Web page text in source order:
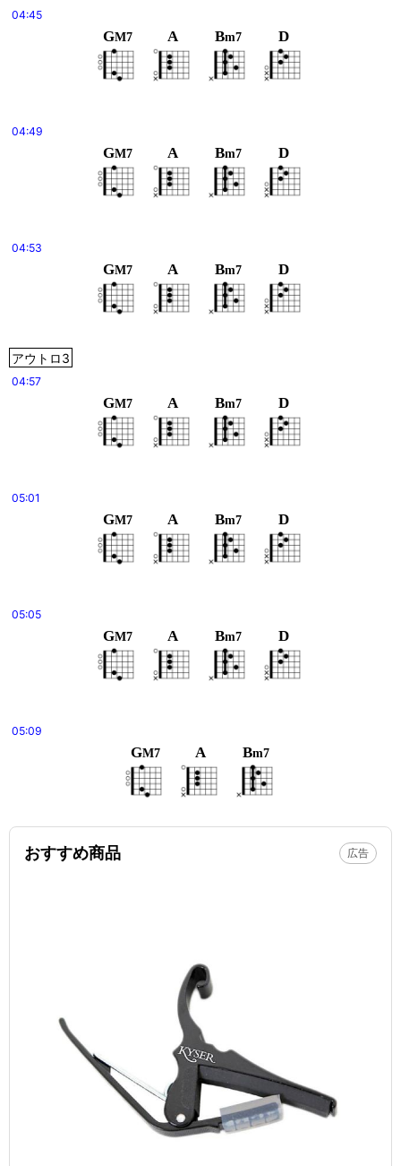
04:45
GM7 A Bm7 D
04:49
GM7 A Bm7 D
04:53
GM7 A Bm7 D
アウトロ3
04:57
GM7 A Bm7 D
05:01
GM7 A Bm7 D
05:05
GM7 A Bm7 D
05:09
GM7 A Bm7
おすすめ商品 広告